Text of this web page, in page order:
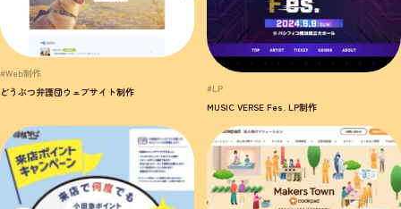
#Web制作
どうぶつ弁護団ウェブサイト制作
#LP
MUSIC VERSE Fes. LP制作